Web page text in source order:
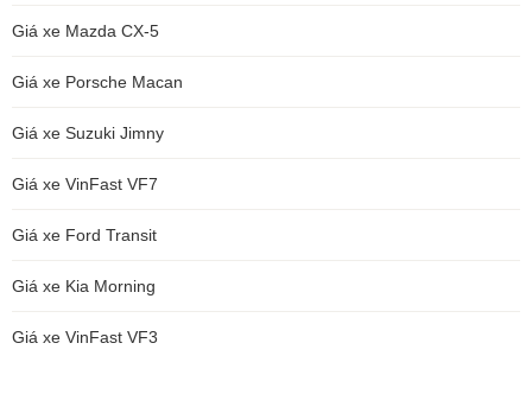
Giá xe Mazda CX-5
Giá xe Porsche Macan
Giá xe Suzuki Jimny
Giá xe VinFast VF7
Giá xe Ford Transit
Giá xe Kia Morning
Giá xe VinFast VF3